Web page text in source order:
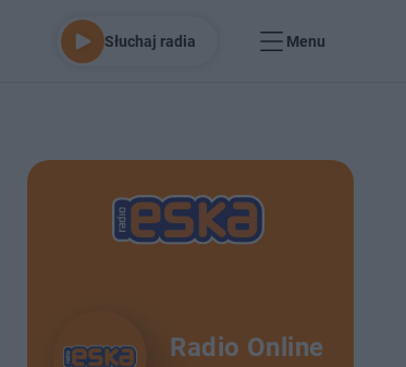
Słuchaj radia Menu
Radio Online